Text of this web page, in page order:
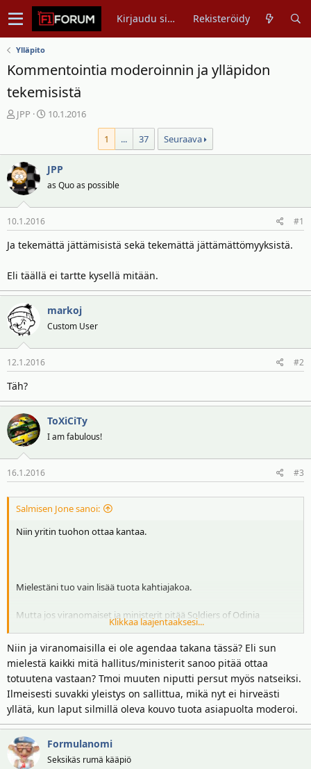
Kirjaudu sisään Rekisteröidy
Ylläpito
Kommentointia moderoinnin ja ylläpidon
tekemisistä
V
s
t
i
k
e
t
u
a
l
o
i
t
t
a
a
JPP
A
i
t
u
p
i
v
m
ä
ä
r
10.1.2016
1
... 37 Seuraava
JPP
as Quo as possible
10.1.2016 #1
Ja tekemättä jättämisistä sekä tekemättä jättämättömyyksistä.
Eli täällä ei tartte kysellä mitään.
markoj
Custom User
12.1.2016 #2
Täh?
ToXiCiTy
I am fabulous!
16.1.2016 #3
Salmisen Jone sanoi:
Niin yritin tuohon ottaa kantaa.
Mielestäni tuo vain lisää tuota kahtiajakoa.
Mutta jos viranomaiset ja ministerit pitää Soldiers of Odinia
rasistisena järjestönä, niin siihen on paha mennä sanomaan väliin,
ettei saisi sanoa rasistiseksi järjestöksi.
Klikkaa laajentaaksesi...
Niin ja viranomaisilla ei ole agendaa takana tässä? Eli sun
mielestä kaikki mitä hallitus/ministerit sanoo pitää ottaa
totuutena vastaan? Tmoi muuten niputti persut myös natseiksi.
Ilmeisesti suvakki yleistys on sallittua, mikä nyt ei hirveästi
yllätä, kun laput silmillä oleva kouvo tuota asiapuolta moderoi.
Formulanomi
Seksikäs rumä kääpiö